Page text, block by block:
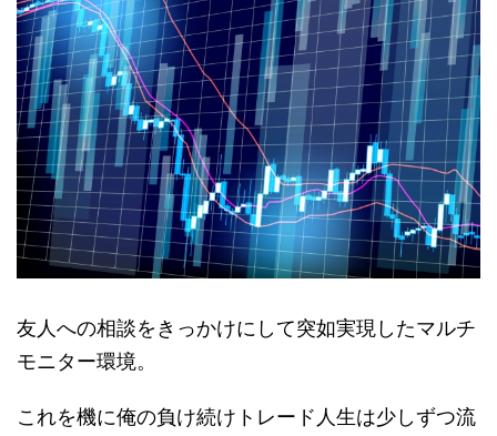
友人への相談をきっかけにして突如実現したマルチ
モニター環境。
これを機に俺の負け続けトレード人生は少しずつ流